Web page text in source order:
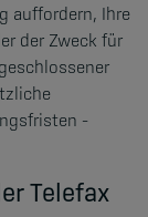
auffordern, Ihre
der Zweck für
–
Telefax